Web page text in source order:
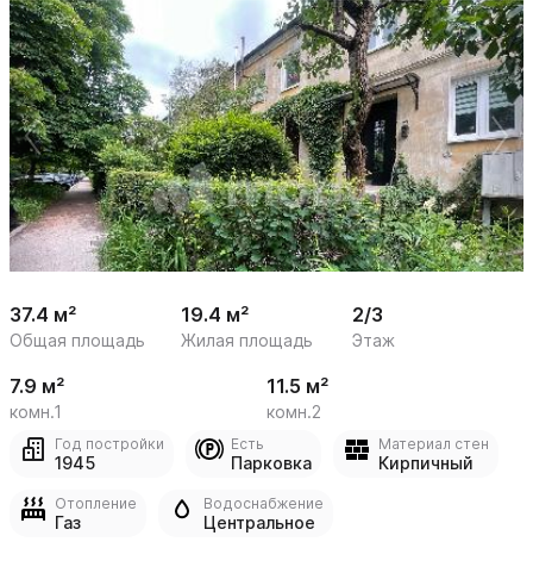
1
/
14
37.4 м²
Общая площадь
19.4 м²
Жилая площадь
2/3
Этаж
7.9 м²
комн.1
11.5 м²
комн.2
Год постройки
1945
Есть
Парковка
Материал стен
Кирпичный
Отопление
Газ
Водоснабжение
Центральное